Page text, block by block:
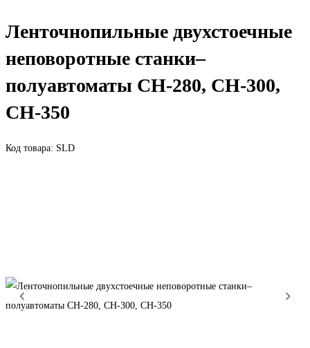
Ленточнопильные двухстоечные
неповоротные станки–
полуавтоматы CН-280, CН-300,
СН-350
Код товара: SLD